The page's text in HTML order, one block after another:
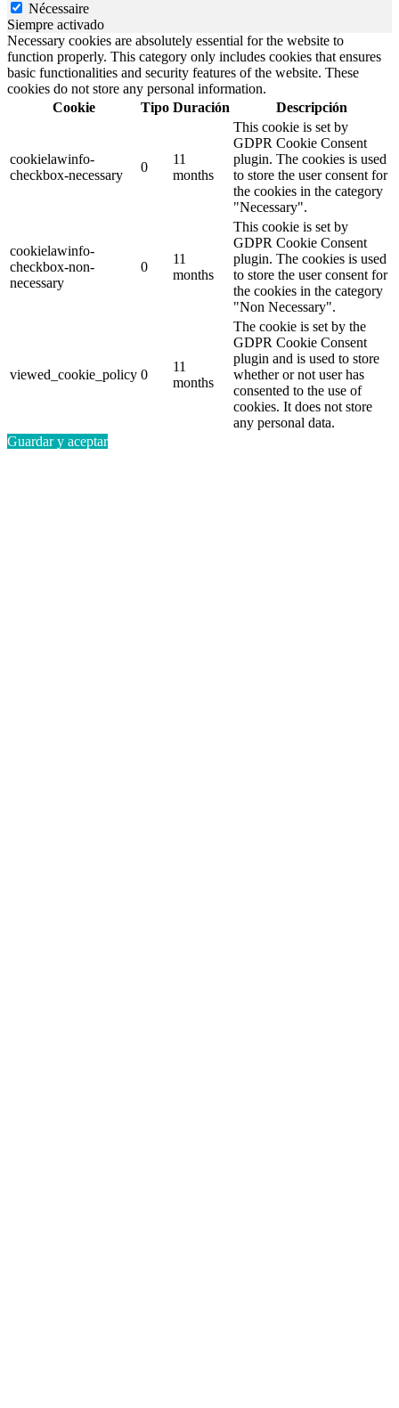
Nécessaire
Siempre activado
Necessary cookies are absolutely essential for the website to
function properly. This category only includes cookies that ensures
basic functionalities and security features of the website. These
cookies do not store any personal information.
Cookie
Tipo Duración Descripción
cookielawinfo-
checkbox-necessary
0
11
months
This cookie is set by
GDPR Cookie Consent
plugin. The cookies is used
to store the user consent for
the cookies in the category
"Necessary".
cookielawinfo-
checkbox-non-
necessary
0
11
months
This cookie is set by
GDPR Cookie Consent
plugin. The cookies is used
to store the user consent for
the cookies in the category
"Non Necessary".
viewed_cookie_policy 0
11
months
The cookie is set by the
GDPR Cookie Consent
plugin and is used to store
whether or not user has
consented to the use of
cookies. It does not store
any personal data.
Guardar y aceptar